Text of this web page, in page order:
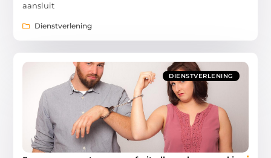
aansluit
Dienstverlening
DIENSTVERLENING